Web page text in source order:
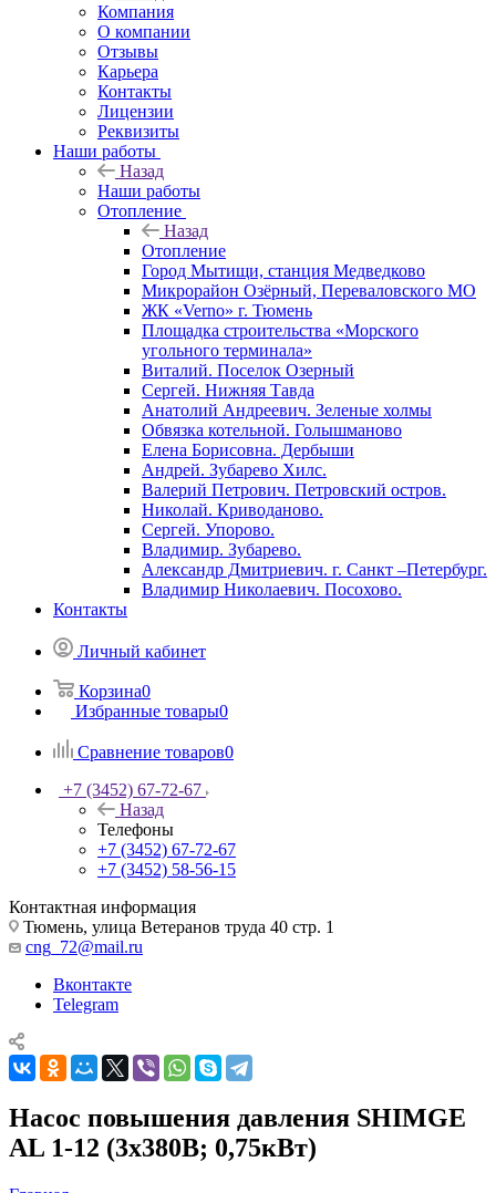
Компания
О компании
Отзывы
Карьера
Контакты
Лицензии
Реквизиты
Наши работы
Назад
Наши работы
Отопление
Назад
Отопление
Город Мытищи, станция Медведково
Микрорайон Озёрный, Переваловского МО
ЖК «Verno» г. Тюмень
Площадка строительства «Морского
угольного терминала»
Виталий. Поселок Озерный
Сергей. Нижняя Тавда
Анатолий Андреевич. Зеленые холмы
Обвязка котельной. Голышманово
Елена Борисовна. Дербыши
Андрей. Зубарево Хилс.
Валерий Петрович. Петровский остров.
Николай. Криводаново.
Сергей. Упорово.
Владимир. Зубарево.
Александр Дмитриевич. г. Санкт –Петербург.
Владимир Николаевич. Посохово.
Контакты
Личный кабинет
Корзина0
Избранные товары0
Сравнение товаров0
+7 (3452) 67-72-67
Назад
Телефоны
+7 (3452) 67-72-67
+7 (3452) 58-56-15
Контактная информация
Тюмень, улица Ветеранов труда 40 стр. 1
cng_72@mail.ru
Вконтакте
Telegram
Насос повышения давления SHIMGE
AL 1-12 (3х380В; 0,75кВт)